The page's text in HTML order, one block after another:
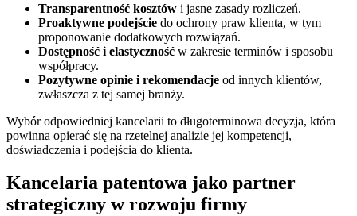
Transparentność kosztów i jasne zasady rozliczeń.
Proaktywne podejście do ochrony praw klienta, w tym
proponowanie dodatkowych rozwiązań.
Dostępność i elastyczność w zakresie terminów i sposobu
współpracy.
Pozytywne opinie i rekomendacje od innych klientów,
zwłaszcza z tej samej branży.
Wybór odpowiedniej kancelarii to długoterminowa decyzja, która
powinna opierać się na rzetelnej analizie jej kompetencji,
doświadczenia i podejścia do klienta.
Kancelaria patentowa jako partner
strategiczny w rozwoju firmy